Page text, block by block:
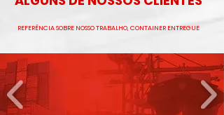
REFERÊNCIA SOBRE NOSSO TRABALHO, CONTAINER ENTREGUE